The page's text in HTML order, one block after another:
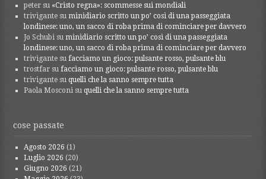
peter su «Cristo regna»: scommesse sui mondiali
trivigante suminidiario scritto un po’ così di una passeggiata
londinese: uno, un sacco di roba prima di cominciare per davvero
Jo Schubi suminidiario scritto un po’ così di una passeggiata
londinese: uno, un sacco di roba prima di cominciare per davvero
trivigante sufacciamo un gioco: pulsante rosso, pulsante blu
trostfar sufacciamo un gioco: pulsante rosso, pulsante blu
trivigante suquelli che la sanno sempre tutta
Paola Mosconi suquelli che la sanno sempre tutta
cose passate
Agosto 2026 (1)
Luglio 2026 (20)
Giugno 2026 (21)